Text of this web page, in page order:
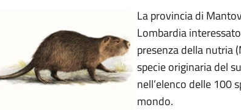
La provincia di
Lombardia
presenza della nutria
specie originaria del
nell’elenco delle 100
mondo.